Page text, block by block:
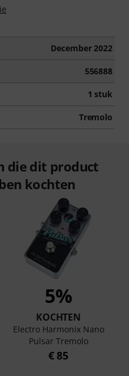
December 2022
556888
1 stuk
Tremolo
die dit product
kochten
5%
KOCHTEN
Electro Harmonix Nano
Pulsar Tremolo
€ 85